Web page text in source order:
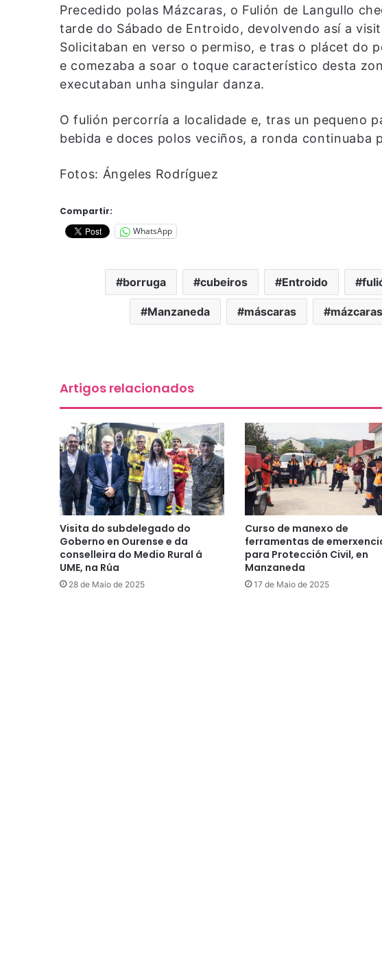
Precedido polas Mázcaras, o Fulión de Langullo
tarde do Sábado de Entroido, devolvendo así a
Solicitaban en verso o permiso, e tras o plácet do
e comezaba a soar o toque característico desta
executaban unha singular danza.
O fulión percorría a localidade e, tras un pequeno
bebida e doces polos veciños, a ronda continuaba
Fotos: Ángeles Rodríguez
Compartir:
WhatsApp
borruga cubeiros Entroido
Manzaneda máscaras mázcaras
Artigos relacionados
Visita do subdelegado do
Goberno en Ourense e da
conselleira do Medio Rural á
UME, na Rúa
28 de Maio de 2025
Curso de manexo de
ferramentas de
para Protección Civil, en
Manzaneda
17 de Maio de 2025